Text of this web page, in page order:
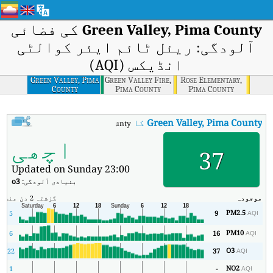
Green Valley, Pima Countyکی فضائی
آلودگی: ریئل ٹائم ایئر کوالٹی
انڈیکس (AQI)
Green Valley, Pima
County
Green Valley Fire,
Pima County
Rose Elementary,
Pima County
Green Valley, Pima Countyکا AQI Green Valley, Pima County کا ریئل ٹائم ایئر کوالٹی انڈیکس (AQI)۔
37 اچھی
Updated on Sunday 23:00
بنیادی آلودگی:o3
موجودہ گزشتہ 2 دن منٹ
PM2.5AQI
9
5
PM10AQI
16
6
O3AQI
37
22
NO2AQI
1